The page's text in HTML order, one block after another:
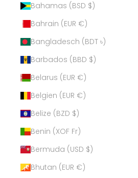
Bahamas (BSD $)
Bahrain (EUR €)
Bangladesch (BDT ৳)
Barbados (BBD $)
Belarus (EUR €)
Belgien (EUR €)
Belize (BZD $)
Benin (XOF Fr)
Bermuda (USD $)
Bhutan (EUR €)